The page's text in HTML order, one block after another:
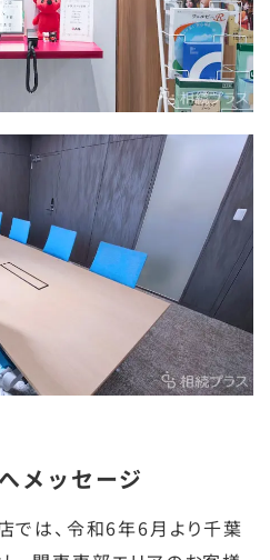
メッセージ
では、令和6年6月より千葉